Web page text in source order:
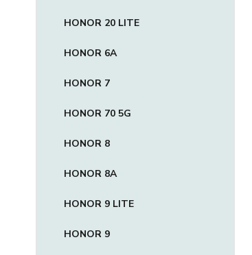
HONOR 20 LITE
HONOR 6A
HONOR 7
HONOR 70 5G
HONOR 8
HONOR 8A
HONOR 9 LITE
HONOR 9